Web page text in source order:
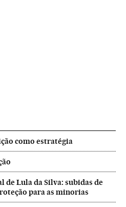
como estratégia
de Lula da Silva: subidas de
para as minorias